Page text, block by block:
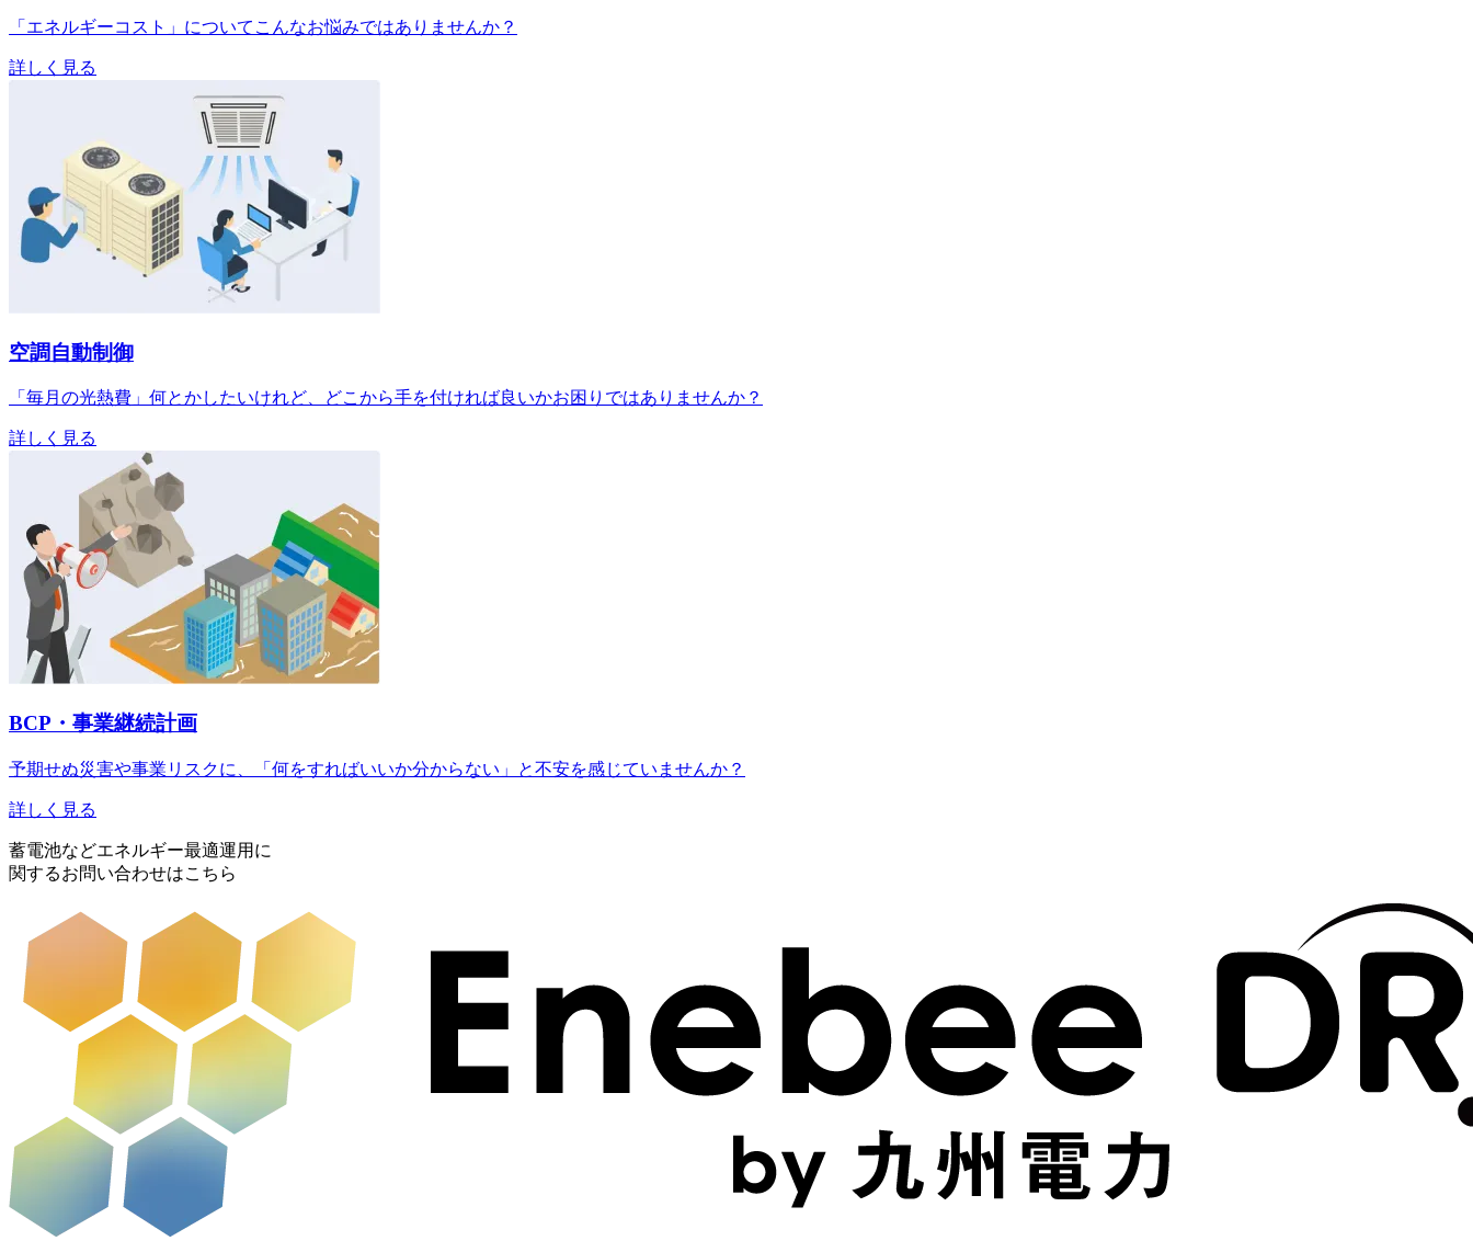
「エネルギーコスト」についてこんなお悩みではありませんか？
詳しく見る
空調自動制御
「毎月の光熱費」何とかしたいけれど、どこから手を付ければ良いかお困りではありませんか？
詳しく見る
BCP・事業継続計画
予期せぬ災害や事業リスクに、「何をすればいいか分からない」と不安を感じていませんか？
詳しく見る
蓄電池などエネルギー最適運用に
関するお問い合わせはこちら